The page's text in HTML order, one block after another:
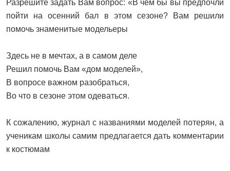
Разрешите задать Вам вопрос: «В чём бы вы предпочли
пойти на осенний бал в этом сезоне? Вам решили
помочь знаменитые модельеры
Здесь не в мечтах, а в самом деле
Решил помочь Вам «дом моделей»,
В вопросе важном разобраться,
Во что в сезоне этом одеваться.
К сожалению, журнал с названиями моделей потерян, а
ученикам школы самим предлагается дать комментарии
к костюмам